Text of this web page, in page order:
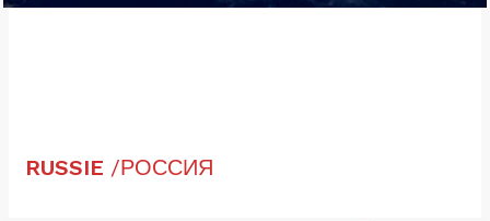
RUSSIE /РОССИЯ